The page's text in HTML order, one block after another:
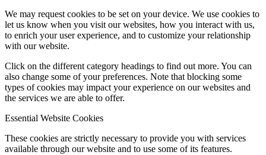
We may request cookies to be set on your device. We use cookies to
let us know when you visit our websites, how you interact with us,
to enrich your user experience, and to customize your relationship
with our website.
Click on the different category headings to find out more. You can
also change some of your preferences. Note that blocking some
types of cookies may impact your experience on our websites and
the services we are able to offer.
Essential Website Cookies
These cookies are strictly necessary to provide you with services
available through our website and to use some of its features.